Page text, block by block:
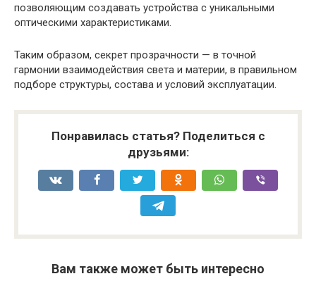
позволяющим создавать устройства с уникальными
оптическими характеристиками.
Таким образом, секрет прозрачности — в точной
гармонии взаимодействия света и материи, в правильном
подборе структуры, состава и условий эксплуатации.
Понравилась статья? Поделиться с
друзьями:
Вам также может быть интересно